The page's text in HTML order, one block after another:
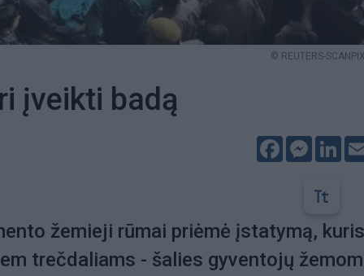
© REUTERS-
įveikti badą
Facebook
žemieji rūmai priėmė įstatymą,
trečdaliams - šalies gyventojų